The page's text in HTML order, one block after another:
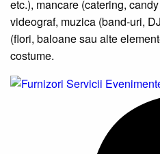
etc.), mancare (catering,
videograf, muzica (band-uri,
(flori, baloane sau alte
costume.